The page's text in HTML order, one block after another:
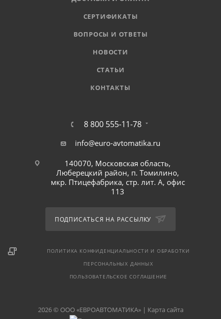
СЕРТИФИКАТЫ
ВОПРОСЫ И ОТВЕТЫ
НОВОСТИ
СТАТЬИ
КОНТАКТЫ
8 800 555-11-78
info@euro-avtomatika.ru
140070, Московская область,
Люберецкий район, п. Томилино,
мкр. Птицефабрика, стр. лит. А, офис
113
ПОДПИСАТЬСЯ НА РАССЫЛКУ
ПОЛИТИКА КОНФИДЕНЦИАЛЬНОСТИ И ОБРАБОТКИ
ПЕРСОНАЛЬНЫХ ДАННЫХ
ПОЛЬЗОВАТЕЛЬСКОЕ СОГЛАШЕНИЕ
2026 © ООО «ЕВРОАВТОМАТИКА» | Карта сайта